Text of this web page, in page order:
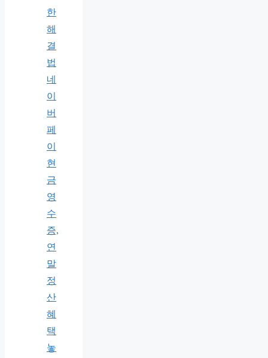
한
해
결
법
네
이
버
페
이
현
금
영
수
증,
연
말
정
산
혜
택
놓